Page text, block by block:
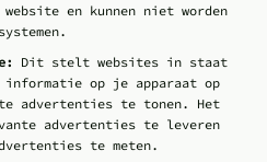
en kunnen niet worden
:
Dit stelt websites in staat
informatie op je apparaat op
advertenties te tonen. Het
advertenties te leveren
te meten.